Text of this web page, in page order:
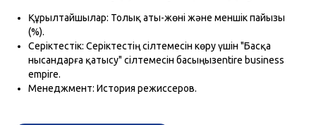
Құрылтайшылар: Толық аты-жөні және меншік пайызы
(%).
Серіктестік: Серіктестің сілтемесін көру үшін "Басқа
нысандарға қатысу" сілтемесін басыңызentire business
empire.
Менеджмент: История режиссеров.